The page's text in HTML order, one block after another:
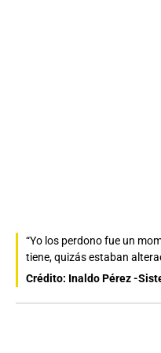
“Yo los perdono fue un
tiene, quizás estaban
Crédito: Inaldo Pérez -